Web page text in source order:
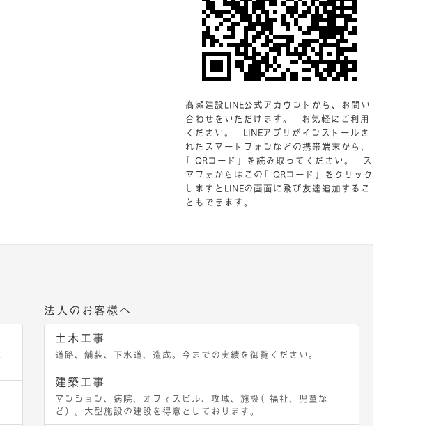
髙瀬建設LINE公式アカウントから、お問い
合わせをいただけます。 お気軽にご利用
ください。 LINEアプリがインストールさ
れたスマートフォンなどの携帯端末から、
「QRコード」を読み取ってください。 ス
マフォからはこの「QRコード」をクリック
しますとLINEの画面に飛び友達追加するこ
ともできます。
法人のお客様へ
土木工事
道路、舗装、下水道、造成。今までの実績を御覧ください。
建築工事
マンション、病院、オフィスビル、攻城、施設（福祉、児童な
ど）。大型施設の建設を得意としております。